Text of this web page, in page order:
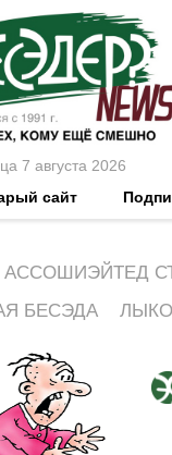
7 августа 2026
сайт
АССОШИЭЙТЕД
БЕСЭДА